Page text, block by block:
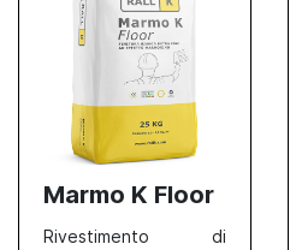
Marmo K Floor
Rivestimento di